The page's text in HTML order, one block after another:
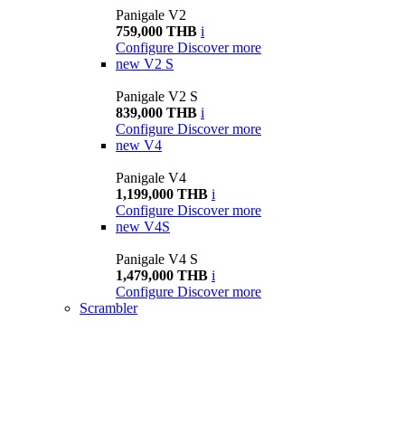
Panigale V2
759,000 THB i
Configure Discover more
new V2 S
Panigale V2 S
839,000 THB i
Configure Discover more
new V4
Panigale V4
1,199,000 THB i
Configure Discover more
new V4S
Panigale V4 S
1,479,000 THB i
Configure Discover more
Scrambler